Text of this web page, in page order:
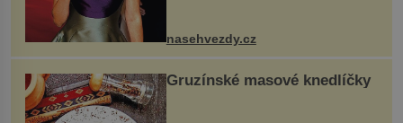
nasehvezdy.cz
Gruzínské masové knedlíčky